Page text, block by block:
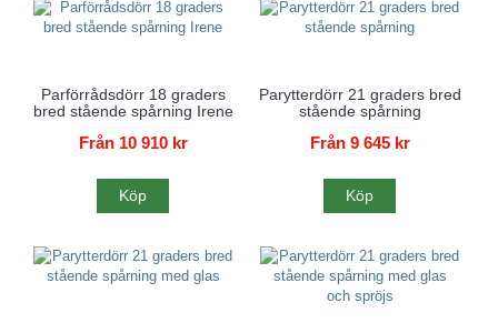
Parförrådsdörr 18 graders
bred stående spårning Irene
Från 10 910 kr
Köp
Parytterdörr 21 graders bred
stående spårning
Från 9 645 kr
Köp